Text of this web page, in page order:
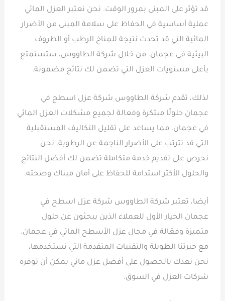
قد تؤثر على المبنى بمرور الوقت. نحن نعتبر العزل المائي
عملية أساسية في الحفاظ على سلامة المبنى من الأضرار
المائية التي قد تحدث نتيجة للمناخ الرطب أو الظروف
البيئية في عجمان. من خلال شركة الطاووس، ستستمتع
بأعلى مستويات العزل التي تضمن لك نتائج مضمونة.
لذلك، تقدم شركة الطاووس شركة عزل اسطح في
عجمان حلولًا مبتكرة وفعالة لجميع مشكلات العزل المائي
في عجمان، مما يساعد على تقليل التكاليف المستقبلية
التي قد تترتب على الأضرار الناجمة عن الرطوبة. نحن
نحرص على تقديم خدمة متكاملة تضمن لك أفضل النتائج
والحلول الأكثر استدامة للحفاظ على أمان مبناك وصحته.
أيضا، تعتبر شركة الطاووس شركة عزل اسطح في
عجمان الخيار الأول للعملاء الذين يبحثون عن حلول
متميزة وفعّالة في مجال عزل الأسطح المائي في عجمان.
مع خبرتنا الطويلة والتقنيات المتقدمة التي نستخدمها،
نحن نعدك بالحصول على أفضل عزل مائي يمكن أن توفره
شركات العزل في السوق.